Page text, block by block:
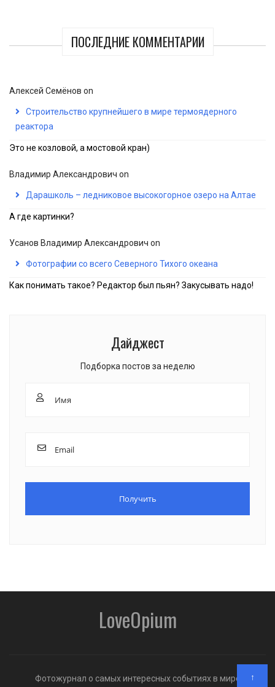
ПОСЛЕДНИЕ КОММЕНТАРИИ
Алексей Семёнов on
Строительство крупнейшего в мире термоядерного
реактора
Это не козловой, а мостовой кран)
Владимир Александрович on
Дарашколь – ледниковое высокогорное озеро на Алтае
А где картинки?
Усанов Владимир Александрович on
Фотографии со всего Северного Тихого океана
Как понимать такое? Редактор был пьян? Закусывать надо!
Дайджест
Подборка постов за неделю
LoveOpium
Фотожурнал о самых интересных событиях в мире ↑